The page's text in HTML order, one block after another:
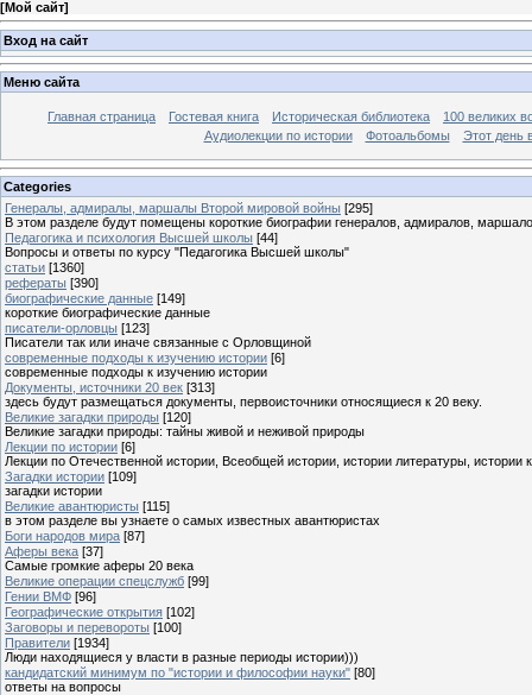
[Мой сайт]
Вход на сайт
Меню сайта
Главная страница Гостевая книга Историческая библиотека
100 великих
Аудиолекции по истории
Фотоальбомы Этот день
Categories
Генералы, адмиралы, маршалы Второй мировой войны [295]
В этом разделе будут помещены короткие биографии генералов, адмиралов,
Педагогика и психология Высшей школы [44]
Вопросы и ответы по курсу "Педагогика Высшей школы"
статьи [1360]
рефераты [390]
биографические данные [149]
короткие биографические данные
писатели-орловцы [123]
Писатели так или иначе связанные с Орловщиной
современные подходы к изучению истории [6]
современные подходы к изучению истории
Документы, источники 20 век [313]
здесь будут размещаться документы, первоисточники относящиеся к 20 веку.
Великие загадки природы [120]
Великие загадки природы: тайны живой и неживой природы
Лекции по истории [6]
Лекции по Отечественной истории, Всеобщей истории, истории литературы, истории
Загадки истории [109]
загадки истории
Великие авантюристы [115]
в этом разделе вы узнаете о самых известных авантюристах
Боги народов мира [87]
Аферы века [37]
Самые громкие аферы 20 века
Великие операции спецслужб [99]
Гении ВМФ [96]
Географические открытия [102]
Заговоры и перевороты [100]
Правители [1934]
Люди находящиеся у власти в разные периоды истории)))
кандидатский минимум по "истории и философии науки" [80]
ответы на вопросы